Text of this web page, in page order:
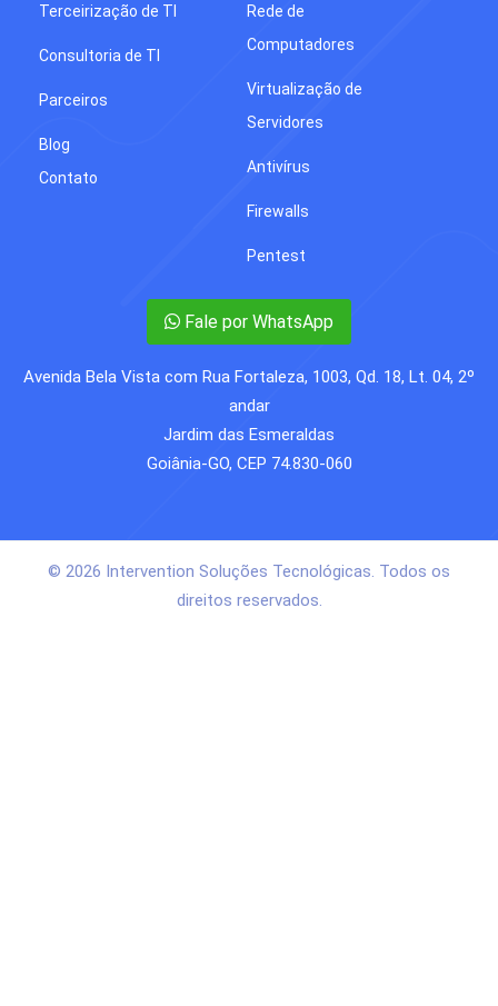
Terceirização de TI
Consultoria de TI
Parceiros
Blog
Contato
Rede de
Computadores
Virtualização de
Servidores
Antivírus
Firewalls
Pentest
Fale por WhatsApp
Avenida Bela Vista com Rua Fortaleza, 1003, Qd. 18, Lt. 04, 2º
andar
Jardim das Esmeraldas
Goiânia-GO, CEP 74.830-060
© 2026 Intervention Soluções Tecnológicas. Todos os
direitos reservados.